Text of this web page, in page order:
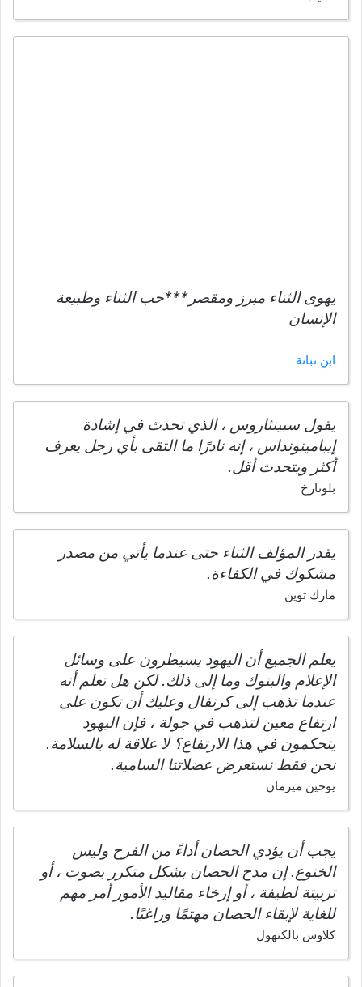
يهوى الثناء مبرز ومقصر***حب الثناء وطبيعة
الإنسان
ابن نباتة
يقول سبينثاروس ، الذي تحدث في إشادة
إيبامينونداس ، إنه نادرًا ما التقى بأي رجل يعرف
أكثر ويتحدث أقل.
بلوتارخ
يقدر المؤلف الثناء حتى عندما يأتي من مصدر
مشكوك في الكفاءة.
مارك توين
يعلم الجميع أن اليهود يسيطرون على وسائل
الإعلام والبنوك وما إلى ذلك. لكن هل تعلم أنه
عندما تذهب إلى كرنفال وعليك أن تكون على
ارتفاع معين لتذهب في جولة ، فإن اليهود
يتحكمون في هذا الارتفاع؟ لا علاقة له بالسلامة.
نحن فقط نستعرض عضلاتنا السامية.
يوجين ميرمان
يجب أن يؤدي الحصان أداءً من الفرح وليس
الخنوع. إن مدح الحصان بشكل متكرر بصوت ، أو
تربيتة لطيفة ، أو إرخاء مقاليد الأمور أمر مهم
للغاية لإبقاء الحصان مهتمًا وراغبًا.
كلاوس بالكنهول